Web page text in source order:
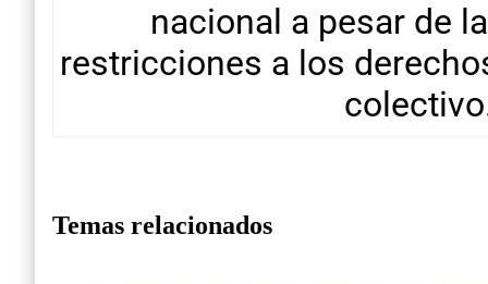
nacional a pesar de
restricciones a los
Temas relacionados